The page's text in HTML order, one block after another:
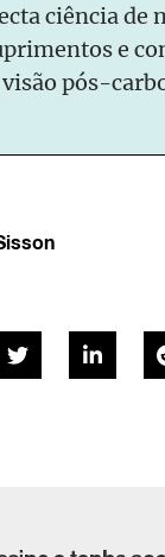
ciência de
e
pós-